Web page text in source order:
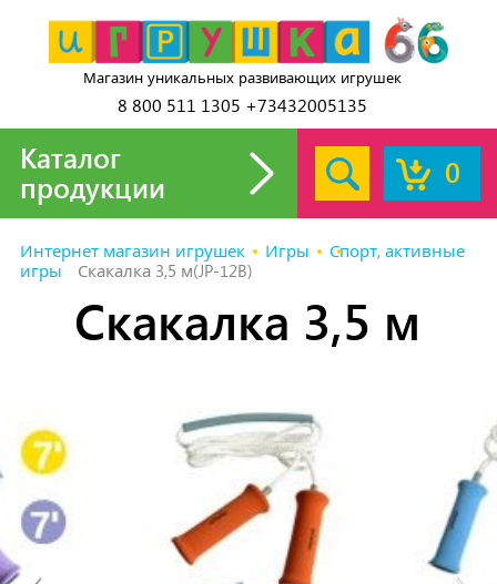
Магазин уникальных развивающих игрушек
8 800 511 1305 +73432005135
0
Каталог
продукции
Интернет магазин игрушек Игры
Спорт, активные
игры
Скакалка 3,5 м(JP-12B)
Скакалка 3,5 м